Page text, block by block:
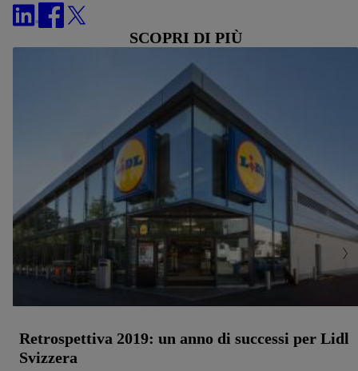
SCOPRI DI PIÙ
Retrospettiva 2019: un anno di successi per Lidl
Svizzera